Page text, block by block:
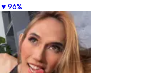
♥ 96%